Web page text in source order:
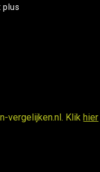
plus
vergelijken.nl. Klik hier